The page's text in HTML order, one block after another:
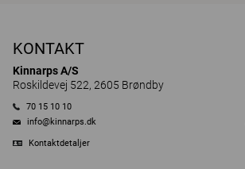
KONTAKT
Kinnarps A/S
Roskildevej 522, 2605 Brøndby
70 15 10 10
info@kinnarps.dk
Kontaktdetaljer